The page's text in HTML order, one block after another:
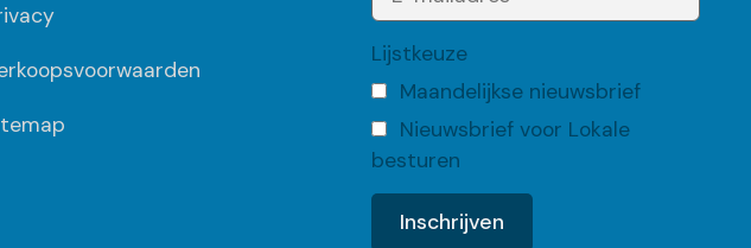
Lijstkeuze
Maandelijkse nieuwsbrief
Nieuwsbrief voor Lokale
besturen